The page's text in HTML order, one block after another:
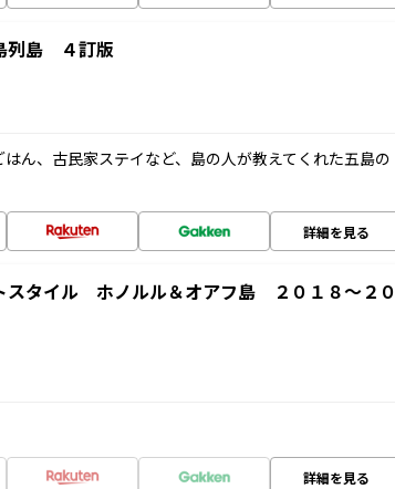
島 ４訂版
ん、古民家ステイなど、島の人が教えてくれた五島の
詳細を見る
タイル ホノルル＆オアフ島 ２０１８～２０
詳細を見る